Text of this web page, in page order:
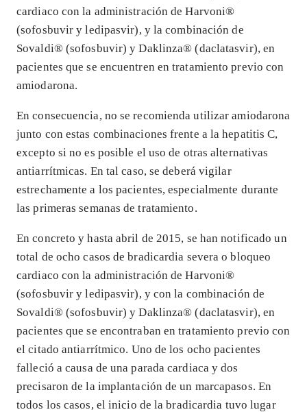
cardiaco con la administración de Harvoni®
(sofosbuvir y ledipasvir), y la combinación de
Sovaldi® (sofosbuvir) y Daklinza® (daclatasvir), en
pacientes que se encuentren en tratamiento previo con
amiodarona.
En consecuencia, no se recomienda utilizar amiodarona
junto con estas combinaciones frente a la hepatitis C,
excepto si no es posible el uso de otras alternativas
antiarrítmicas. En tal caso, se deberá vigilar
estrechamente a los pacientes, especialmente durante
las primeras semanas de tratamiento.
En concreto y hasta abril de 2015, se han notificado un
total de ocho casos de bradicardia severa o bloqueo
cardiaco con la administración de Harvoni®
(sofosbuvir y ledipasvir), y con la combinación de
Sovaldi® (sofosbuvir) y Daklinza® (daclatasvir), en
pacientes que se encontraban en tratamiento previo con
el citado antiarrítmico. Uno de los ocho pacientes
falleció a causa de una parada cardiaca y dos
precisaron de la implantación de un marcapasos. En
todos los casos, el inicio de la bradicardia tuvo lugar